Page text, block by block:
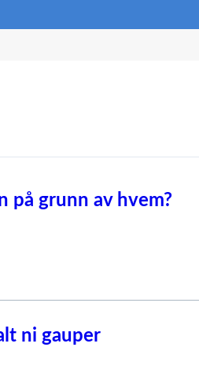
på grunn av hvem?
ni gauper